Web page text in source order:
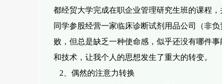
都经贸大学完成在职企业管理研究生班的课程
同学参股经营一家临床诊断试剂用品公司（非
败，但总是缺乏一种使命感，似乎还没有哪件
和技术，让我个人的思想发生了重大的转变。
2、偶然的注意力转换